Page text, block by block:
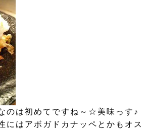
のは初めてですね～☆美味っす♪
にはアボガドカナッペとかもオス